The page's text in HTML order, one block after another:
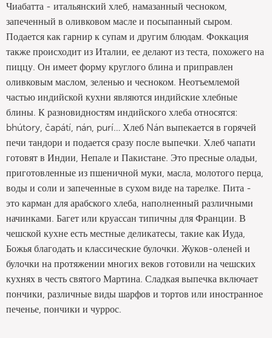
Чиабатта - итальянский хлеб, намазанный чесноком,
запеченный в оливковом масле и посыпанный сыром.
Подается как гарнир к супам и другим блюдам. Фоккация
также происходит из Италии, ее делают из теста, похожего на
пиццу. Он имеет форму круглого блина и приправлен
оливковым маслом, зеленью и чесноком. Неотъемлемой
частью индийской кухни являются индийские хлебные
блины. К разновидностям индийского хлеба относятся:
bhútory, čapátí, nán, purí… Хлеб Nán выпекается в горячей
печи тандори и подается сразу после выпечки. Хлеб чапати
готовят в Индии, Непале и Пакистане. Это пресные оладьи,
приготовленные из пшеничной муки, масла, молотого перца,
воды и соли и запеченные в сухом виде на тарелке. Пита -
это карман для арабского хлеба, наполненный различными
начинками. Багет или круассан типичны для Франции. В
чешской кухне есть местные деликатесы, такие как Иуда,
Божья благодать и классические булочки. Жуков-оленей и
булочки на протяжении многих веков готовили на чешских
кухнях в честь святого Мартина. Сладкая выпечка включает
пончики, различные виды шарфов и тортов или иностранное
печенье, пончики и чуррос.